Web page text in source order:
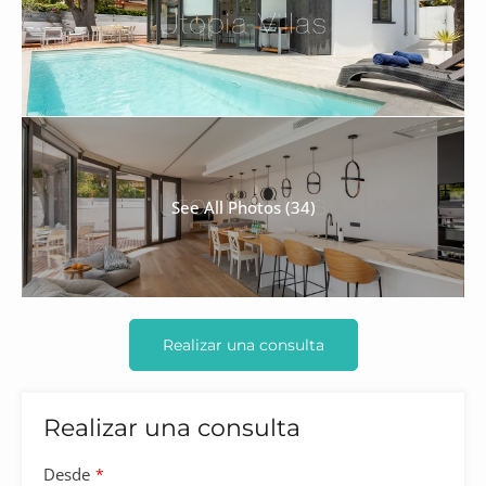
See All Photos (34)
Realizar una consulta
Realizar una consulta
Desde *